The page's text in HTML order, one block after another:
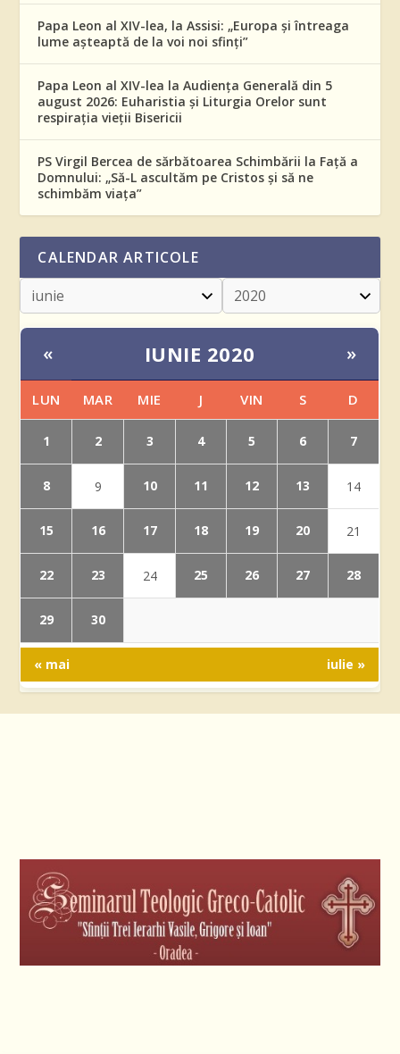
Papa Leon al XIV-lea, la Assisi: „Europa și întreaga
lume așteaptă de la voi noi sfinți”
Papa Leon al XIV-lea la Audiența Generală din 5
august 2026: Euharistia și Liturgia Orelor sunt
respirația vieții Bisericii
PS Virgil Bercea de sărbătoarea Schimbării la Față a
Domnului: „Să-L ascultăm pe Cristos și să ne
schimbăm viața”
CALENDAR ARTICOLE
« IUNIE 2020 »
LUN MAR MIE J VIN S D
1 2 3 4 5 6 7
8 9 10 11 12 13 14
15 16 17 18 19 20 21
22 23 24 25 26 27 28
29 30
« mai iulie »